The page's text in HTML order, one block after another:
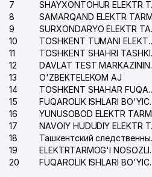
7
8
9
10
TOSHKENT
11
12
DAVLAT
13
O'ZBEKTELEKOM AJ
14
TOSHKENT
15
FUQAROLIK
16
17
NAVOIY
18
19
20
FUQAROLIK